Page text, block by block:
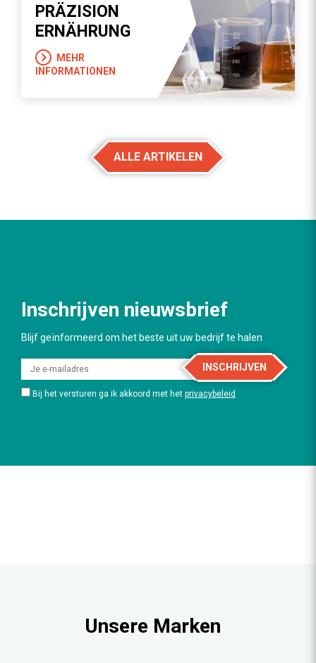
PRÄZISION
ERNÄHRUNG
MEHR
INFORMATIONEN
ALLE ARTIKELEN
Inschrijven nieuwsbrief
Blijf geïnformeerd om het beste uit uw bedrijf te halen
INSCHRIJVEN
Bij het versturen ga ik akkoord met het privacybeleid
Unsere Marken